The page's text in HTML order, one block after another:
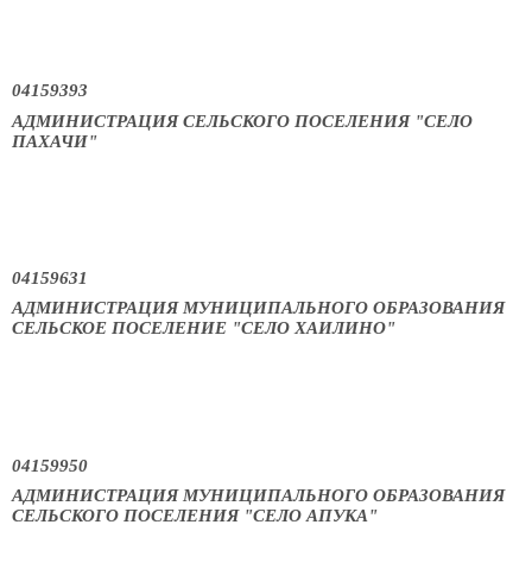
04159393
АДМИНИСТРАЦИЯ СЕЛЬСКОГО ПОСЕЛЕНИЯ "СЕЛО
ПАХАЧИ"
04159631
АДМИНИСТРАЦИЯ МУНИЦИПАЛЬНОГО ОБРАЗОВАНИЯ
СЕЛЬСКОЕ ПОСЕЛЕНИЕ "СЕЛО ХАИЛИНО"
04159950
АДМИНИСТРАЦИЯ МУНИЦИПАЛЬНОГО ОБРАЗОВАНИЯ
СЕЛЬСКОГО ПОСЕЛЕНИЯ "СЕЛО АПУКА"